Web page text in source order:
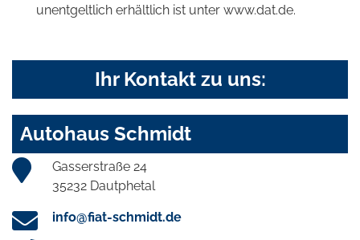
unentgeltlich erhältlich ist unter www.dat.de.
Ihr Kontakt zu uns:
Autohaus Schmidt
Gasserstraße 24
35232 Dautphetal
info@fiat-schmidt.de